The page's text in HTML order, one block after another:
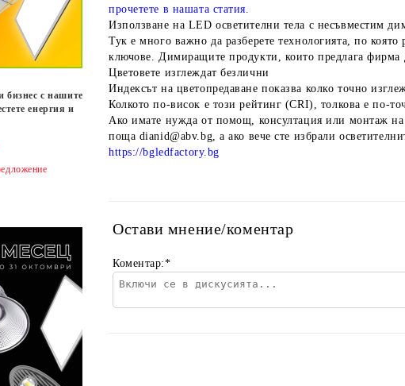
бизнес с нашите
енергия и
прочетете в нашата статия.
Използване на LED осветителни тела с несъвместим
Тук е много важно да разберете технологията, по
ключове. Димиращите продукти, които предлага
Цветовете изглеждат безлични
Индексът на цветопредаване показва колко точно
Колкото по-висок е този рейтинг (CRI), толкова е по-
Ако имате нужда от помощ, консултация или монтаж на
поща dianid@abv.bg, а ако вече сте избрали
https://bgledfactory.bg
Остави мнение/коментар
Коментар:*